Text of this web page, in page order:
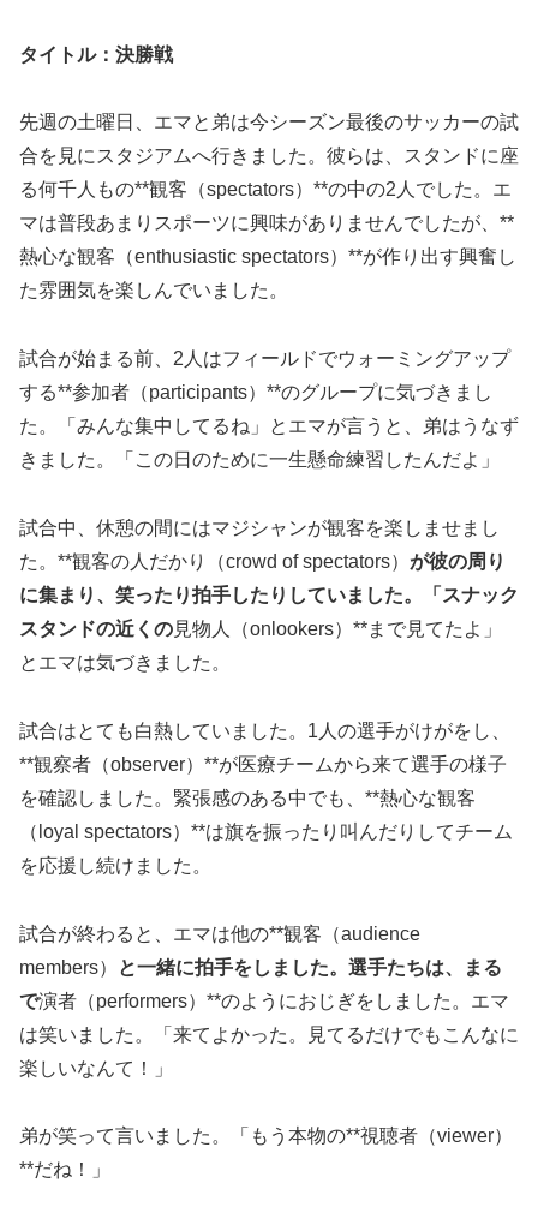
タイトル：決勝戦
先週の土曜日、エマと弟は今シーズン最後のサッカーの試
合を見にスタジアムへ行きました。彼らは、スタンドに座
る何千人もの**観客（spectators）**の中の2人でした。エ
マは普段あまりスポーツに興味がありませんでしたが、**
熱心な観客（enthusiastic spectators）**が作り出す興奮し
た雰囲気を楽しんでいました。
試合が始まる前、2人はフィールドでウォーミングアップ
する**参加者（participants）**のグループに気づきまし
た。「みんな集中してるね」とエマが言うと、弟はうなず
きました。「この日のために一生懸命練習したんだよ」
試合中、休憩の間にはマジシャンが観客を楽しませまし
た。**観客の人だかり（crowd of spectators） が彼の周り
に集まり、笑ったり拍手したりしていました。「スナック
スタンドの近くの見物人（onlookers）**まで見てたよ」
とエマは気づきました。
試合はとても白熱していました。1人の選手がけがをし、
**観察者（observer）**が医療チームから来て選手の様子
を確認しました。緊張感のある中でも、**熱心な観客
（loyal spectators）**は旗を振ったり叫んだりしてチーム
を応援し続けました。
試合が終わると、エマは他の**観客（audience
members）
と一緒に拍手をしました。選手たちは、まる
で演者（performers）**のようにおじぎをしました。エマ
は笑いました。「来てよかった。見てるだけでもこんなに
楽しいなんて！」
弟が笑って言いました。「もう本物の**視聴者（viewer）
**だね！」